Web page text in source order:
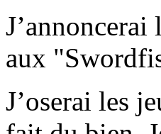
J’annoncerai
aux
J’oserai les